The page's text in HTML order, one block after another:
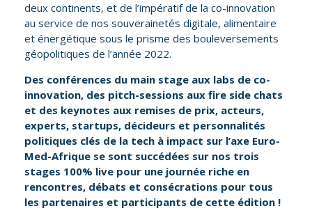
deux continents, et de l’impératif de la co-innovation
au service de nos souverainetés digitale, alimentaire
et énergétique sous le prisme des bouleversements
géopolitiques de l’année 2022.
Des conférences du main stage aux labs de co-
innovation, des pitch-sessions aux fire side chats
et des keynotes aux remises de prix, acteurs,
experts, startups, décideurs et personnalités
politiques clés de la tech à impact sur l’axe Euro-
Med-Afrique se sont succédées sur nos trois
stages 100% live pour une journée riche en
rencontres, débats et consécrations pour tous
les partenaires et participants de cette édition !